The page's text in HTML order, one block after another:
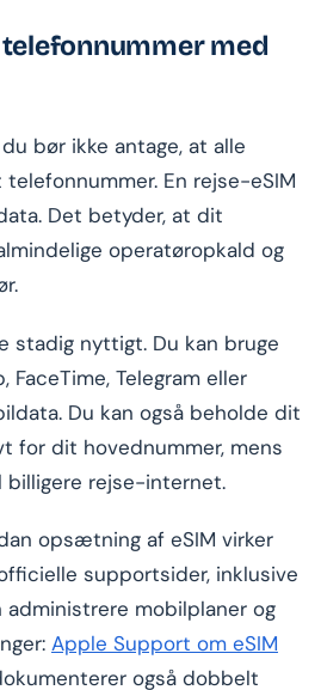
med
bør ikke antage, at alle
telefonnummer. En rejse-eSIM
Det betyder, at dit
operatøropkald og
stadig nyttigt. Du kan bruge
FaceTime, Telegram eller
Du kan også beholde dit
for dit hovednummer, mens
billigere rejse-internet.
opsætning af eSIM virker
supportsider, inklusive
administrere mobilplaner og
Apple Support om eSIM
også dobbelt